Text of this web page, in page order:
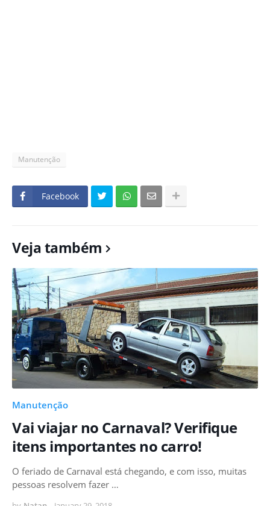
Manutenção
Facebook
Veja também
Manutenção
Vai viajar no Carnaval? Verifique
itens importantes no carro!
O feriado de Carnaval está chegando, e com isso, muitas
pessoas resolvem fazer …